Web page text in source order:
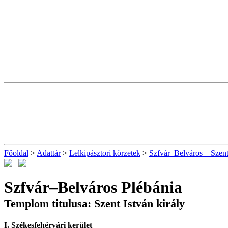
Főoldal > Adattár> Lelkipásztori körzetek > Szfvár–Belváros –
Szfvár–Belváros Plébánia
Templom titulusa: Szent István király
I. Székesfehérvári kerület